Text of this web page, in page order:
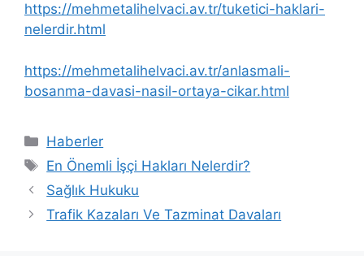
https://mehmetalihelvaci.av.tr/tuketici-haklari-
nelerdir.html
https://mehmetalihelvaci.av.tr/anlasmali-
bosanma-davasi-nasil-ortaya-cikar.html
Kategoriler
Haberler
Etiketler
En Önemli İşçi Hakları Nelerdir?
Sağlık Hukuku
Trafik Kazaları Ve Tazminat Davaları